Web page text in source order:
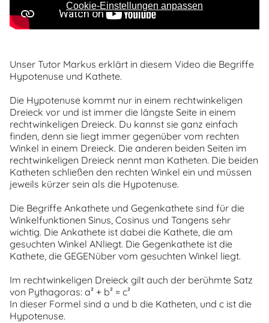
Cookie-Einstellungen anpassen
Unser Tutor Markus erklärt in diesem Video die Begriffe
Hypotenuse und Kathete.
Die Hypotenuse kommt nur in einem rechtwinkeligen
Dreieck vor und ist immer die längste Seite in einem
rechtwinkeligen Dreieck. Du kannst sie ganz einfach
finden, denn sie liegt immer gegenüber vom rechten
Winkel in einem Dreieck. Die anderen beiden Seiten im
rechtwinkeligen Dreieck nennt man Katheten. Die beiden
Katheten schließen den rechten Winkel ein und müssen
jeweils kürzer sein als die Hypotenuse.
Die Begriffe Ankathete und Gegenkathete sind für die
Winkelfunktionen Sinus, Cosinus und Tangens sehr
wichtig. Die Ankathete ist dabei die Kathete, die am
gesuchten Winkel ANliegt. Die Gegenkathete ist die
Kathete, die GEGENüber vom gesuchten Winkel liegt.
Im rechtwinkeligen Dreieck gilt auch der berühmte Satz
von Pythagoras: a² + b² = c²
In dieser Formel sind a und b die Katheten, und c ist die
Hypotenuse.